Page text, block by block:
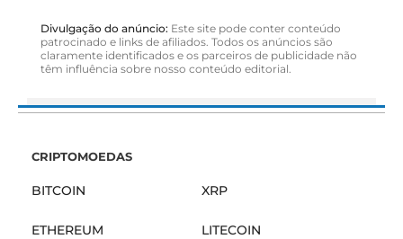
Divulgação do anúncio: Este site pode conter conteúdo
patrocinado e links de afiliados. Todos os anúncios são
claramente identificados e os parceiros de publicidade não
têm influência sobre nosso conteúdo editorial.
CRIPTOMOEDAS
BITCOIN XRP
ETHEREUM LITECOIN